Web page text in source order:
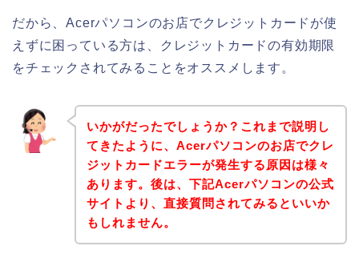
だから、Acerパソコンのお店でクレジットカードが使
えずに困っている方は、クレジットカードの有効期限
をチェックされてみることをオススメします。
いかがだったでしょうか？これまで説明し
てきたように、Acerパソコンのお店でクレ
ジットカードエラーが発生する原因は様々
あります。後は、下記Acerパソコンの公式
サイトより、直接質問されてみるといいか
もしれません。